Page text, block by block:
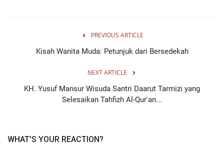
PREVIOUS ARTICLE
Kisah Wanita Muda: Petunjuk dari Bersedekah
NEXT ARTICLE
KH. Yusuf Mansur Wisuda Santri Daarut Tarmizi yang
Selesaikan Tahfizh Al-Qur'an...
WHAT'S YOUR REACTION?